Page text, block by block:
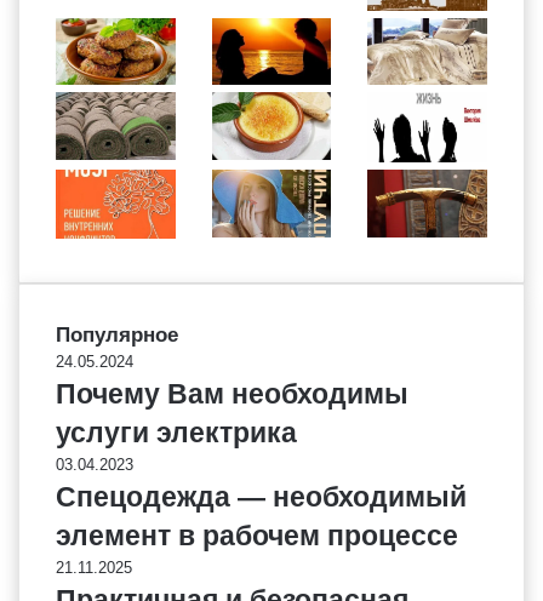
Популярное
24.05.2024
Почему Вам необходимы
услуги электрика
03.04.2023
Спецодежда — необходимый
элемент в рабочем процессе
21.11.2025